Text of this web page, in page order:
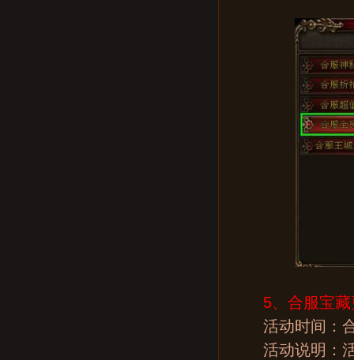
5、 合服宝
活动时间：合
活动说明：活